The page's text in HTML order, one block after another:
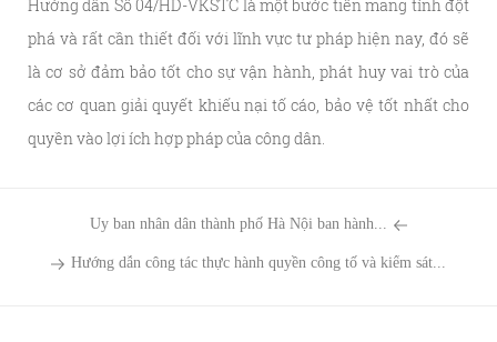
Hướng dẫn Số 04/HD-VKSTC là một bước tiến mang tính đột
phá và rất cần thiết đối với lĩnh vực tư pháp hiện nay, đó sẽ
là cơ sở đảm bảo tốt cho sự vận hành, phát huy vai trò của
các cơ quan giải quyết khiếu nại tố cáo, bảo vệ tốt nhất cho
quyền vào lợi ích hợp pháp của công dân.
Ủy ban nhân dân thành phố Hà Nội ban hành...
Hướng dẫn công tác thực hành quyền công tố và kiểm sát...